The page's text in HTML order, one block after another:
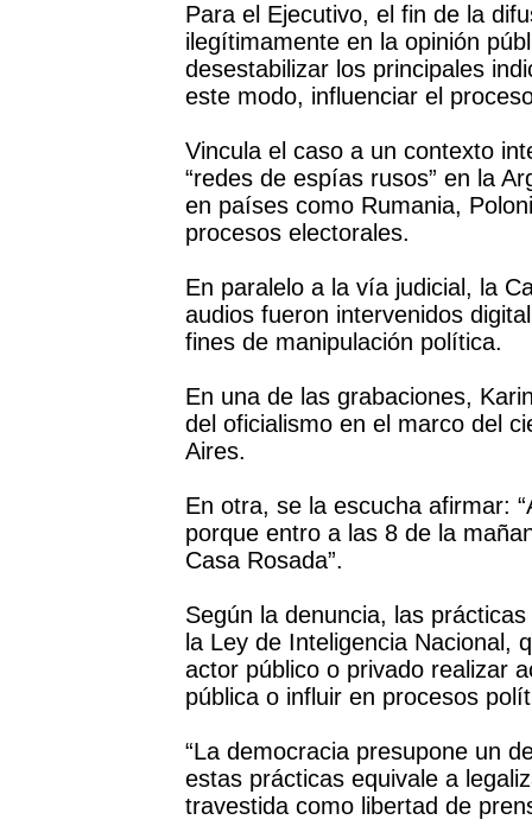
Para el Ejecutivo, el fin de la
ilegítimamente en la opinión
desestabilizar los principales
este modo, influenciar el
Vincula el caso a un contexto
“redes de espías rusos” en la
en países como Rumania,
procesos electorales.
En paralelo a la vía judicial, la
audios fueron intervenidos
fines de manipulación política.
En una de las grabaciones,
del oficialismo en el marco del
Aires.
En otra, se la escucha afirmar:
porque entro a las 8 de la
Casa Rosada”.
Según la denuncia, las
la Ley de Inteligencia Nacional,
actor público o privado realizar
pública o influir en procesos
“La democracia presupone un
estas prácticas equivale a
travestida como libertad de